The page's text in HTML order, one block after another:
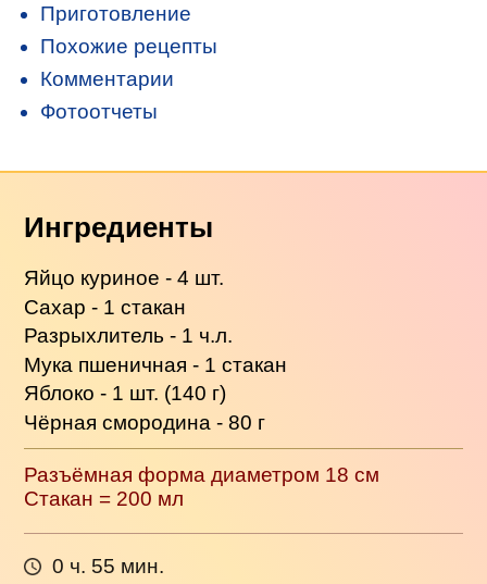
Приготовление
Похожие рецепты
Комментарии
Фотоотчеты
Ингредиенты
Яйцо куриное - 4 шт.
Сахар - 1 стакан
Разрыхлитель - 1 ч.л.
Мука пшеничная - 1 стакан
Яблоко - 1 шт. (140 г)
Чёрная смородина - 80 г
Разъёмная форма диаметром 18 см
Стакан = 200 мл
0 ч. 55 мин.